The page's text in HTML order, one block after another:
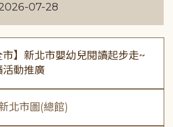
07-28
市】新北市嬰幼兒閱讀起步走~
活動推廣
北市圖(總館)